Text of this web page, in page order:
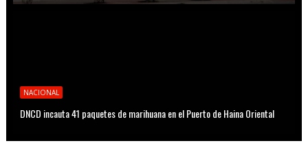
NACIONAL
DNCD incauta 41 paquetes de marihuana en el Puerto de Haina Oriental